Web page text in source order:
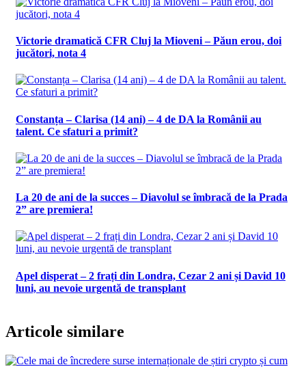
Victorie dramatică CFR Cluj la Mioveni – Păun erou, doi
jucători, nota 4
Constanța – Clarisa (14 ani) – 4 de DA la Românii au
talent. Ce sfaturi a primit?
La 20 de ani de la succes – Diavolul se îmbracă de la Prada
2” are premiera!
Apel disperat – 2 frați din Londra, Cezar 2 ani și David 10
luni, au nevoie urgentă de transplant
Articole similare